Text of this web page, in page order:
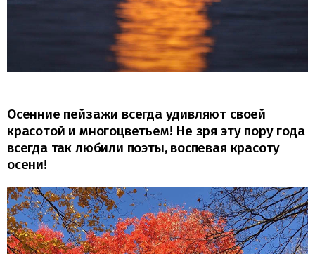
Осенние пейзажи всегда удивляют своей
красотой и многоцветьем! Не зря эту пору года
всегда так любили поэты, воспевая красоту
осени!